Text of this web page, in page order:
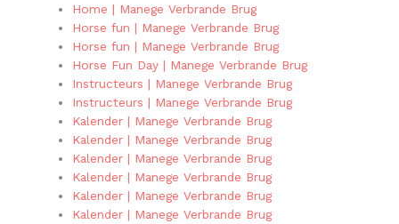
Home | Manege Verbrande Brug
Horse fun | Manege Verbrande Brug
Horse fun | Manege Verbrande Brug
Horse Fun Day | Manege Verbrande Brug
Instructeurs | Manege Verbrande Brug
Instructeurs | Manege Verbrande Brug
Kalender | Manege Verbrande Brug
Kalender | Manege Verbrande Brug
Kalender | Manege Verbrande Brug
Kalender | Manege Verbrande Brug
Kalender | Manege Verbrande Brug
Kalender | Manege Verbrande Brug